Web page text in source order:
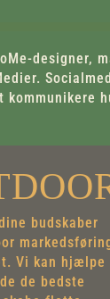
designer,
kommunikere
budskaber
Vi kan hjælpe
de bedste